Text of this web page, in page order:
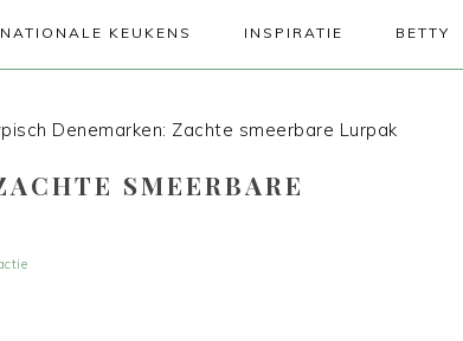
KEUKENS INSPIRATIE BETTY
Denemarken: Zachte smeerbare Lurpak
SMEERBARE